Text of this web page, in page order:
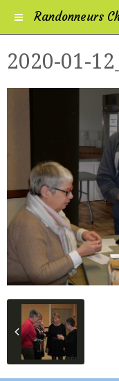
Randonneurs
2020-01-